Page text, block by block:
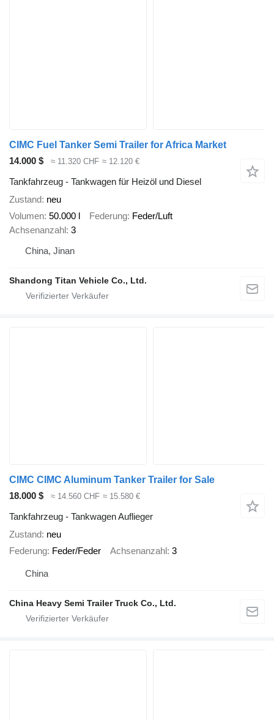
CIMC Fuel Tanker Semi Trailer for Africa Market
14.000 $
≈ 11.320 CHF ≈ 12.120 €
Tankfahrzeug - Tankwagen für Heizöl und Diesel
Zustand neu
Volumen 50.000 l Federung Feder/Luft
Achsenanzahl 3
China, Jinan
Shandong Titan Vehicle Co., Ltd.
CIMC CIMC Aluminum Tanker Trailer for Sale
18.000 $
≈ 14.560 CHF ≈ 15.580 €
Tankfahrzeug - Tankwagen Auflieger
Zustand neu
Federung Feder/Feder Achsenanzahl 3
China
China Heavy Semi Trailer Truck Co., Ltd.